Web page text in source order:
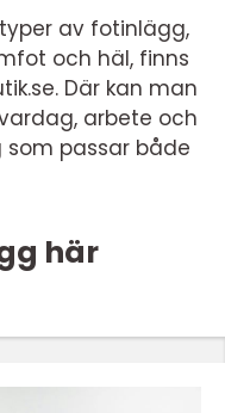
av fotinlägg,
och häl, finns
Där kan man
arbete och
passar både
här